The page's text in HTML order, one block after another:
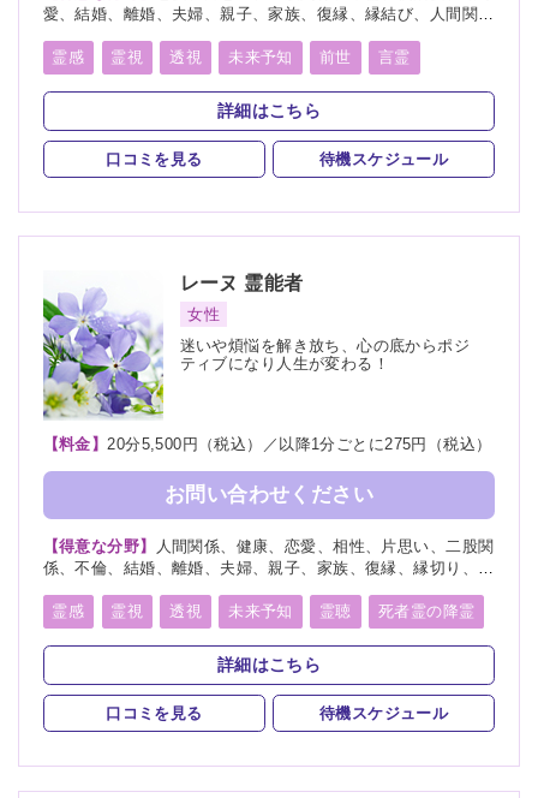
愛、結婚、離婚、夫婦、親子、家族、復縁、縁結び、人間関
教育、浮気
霊感 霊視 透視 未来予知 前世 言霊
守護霊 縁結び 除霊 浄霊 祈願 祈祷
写真供養 波動修正 オーラリーディング
スピリチュアルカウンセリング
詳細はこちら
口コミを見る 待機スケジュール
レーヌ 霊能者
女性
迷いや煩悩を解き放ち、心の底からポジ
ティブになり人生が変わる！
【料金】 20分5,500円（税込）／以降1分ごとに275円（税込）
お問い合わせください
【得意な分野】
人間関係、健康、恋愛、相性、片思い、二股関
係、不倫、結婚、離婚、夫婦、親子、家族、復縁、縁切り、人
霊感
霊視 透視 未来予知 霊聴 死者霊の降霊
縁切り 浄霊 祈願 祈祷
詳細はこちら
口コミを見る 待機スケジュール